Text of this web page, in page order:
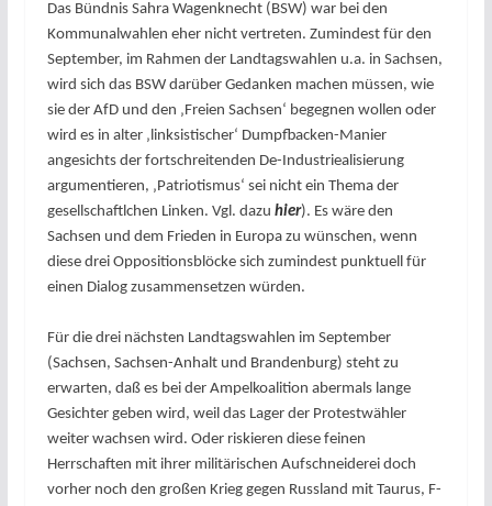
Das Bündnis Sahra Wagenknecht (BSW) war bei den
Kommunalwahlen eher nicht vertreten. Zumindest für den
September, im Rahmen der Landtagswahlen u.a. in Sachsen,
wird sich das BSW darüber Gedanken machen müssen, wie
sie der AfD und den ‚Freien Sachsen‘ begegnen wollen oder
wird es in alter ‚linksistischer‘ Dumpfbacken-Manier
angesichts der fortschreitenden De-Industriealisierung
argumentieren, ‚Patriotismus‘ sei nicht ein Thema der
gesellschaftlchen Linken. Vgl. dazu hier). Es wäre den
Sachsen und dem Frieden in Europa zu wünschen, wenn
diese drei Oppositionsblöcke sich zumindest punktuell für
einen Dialog zusammensetzen würden.
Für die drei nächsten Landtagswahlen im September
(Sachsen, Sachsen-Anhalt und Brandenburg) steht zu
erwarten, daß es bei der Ampelkoalition abermals lange
Gesichter geben wird, weil das Lager der Protestwähler
weiter wachsen wird. Oder riskieren diese feinen
Herrschaften mit ihrer militärischen Aufschneiderei doch
vorher noch den großen Krieg gegen Russland mit Taurus, F-